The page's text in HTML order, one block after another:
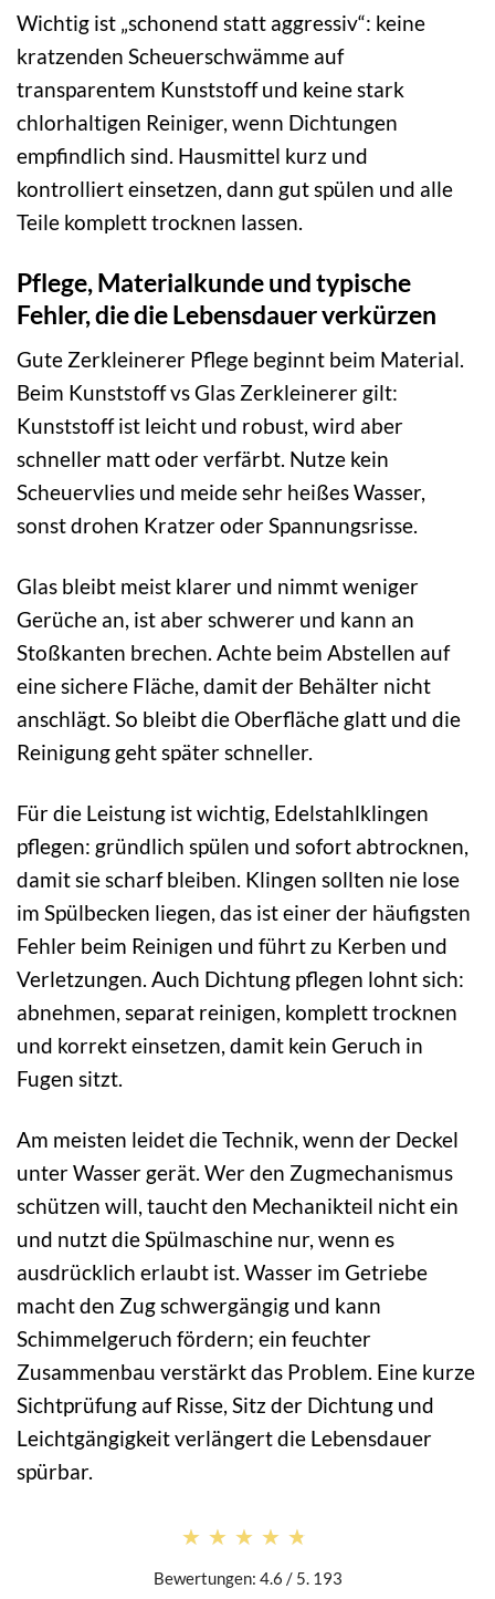
Wichtig ist „schonend statt aggressiv“: keine
kratzenden Scheuerschwämme auf
transparentem Kunststoff und keine stark
chlorhaltigen Reiniger, wenn Dichtungen
empfindlich sind. Hausmittel kurz und
kontrolliert einsetzen, dann gut spülen und alle
Teile komplett trocknen lassen.
Pflege, Materialkunde und typische
Fehler, die die Lebensdauer verkürzen
Gute Zerkleinerer Pflege beginnt beim Material.
Beim Kunststoff vs Glas Zerkleinerer gilt:
Kunststoff ist leicht und robust, wird aber
schneller matt oder verfärbt. Nutze kein
Scheuervlies und meide sehr heißes Wasser,
sonst drohen Kratzer oder Spannungsrisse.
Glas bleibt meist klarer und nimmt weniger
Gerüche an, ist aber schwerer und kann an
Stoßkanten brechen. Achte beim Abstellen auf
eine sichere Fläche, damit der Behälter nicht
anschlägt. So bleibt die Oberfläche glatt und die
Reinigung geht später schneller.
Für die Leistung ist wichtig, Edelstahlklingen
pflegen: gründlich spülen und sofort abtrocknen,
damit sie scharf bleiben. Klingen sollten nie lose
im Spülbecken liegen, das ist einer der häufigsten
Fehler beim Reinigen und führt zu Kerben und
Verletzungen. Auch Dichtung pflegen lohnt sich:
abnehmen, separat reinigen, komplett trocknen
und korrekt einsetzen, damit kein Geruch in
Fugen sitzt.
Am meisten leidet die Technik, wenn der Deckel
unter Wasser gerät. Wer den Zugmechanismus
schützen will, taucht den Mechanikteil nicht ein
und nutzt die Spülmaschine nur, wenn es
ausdrücklich erlaubt ist. Wasser im Getriebe
macht den Zug schwergängig und kann
Schimmelgeruch fördern; ein feuchter
Zusammenbau verstärkt das Problem. Eine kurze
Sichtprüfung auf Risse, Sitz der Dichtung und
Leichtgängigkeit verlängert die Lebensdauer
spürbar.
★★★★★
★★★★★
Bewertungen: 4.6 / 5. 193